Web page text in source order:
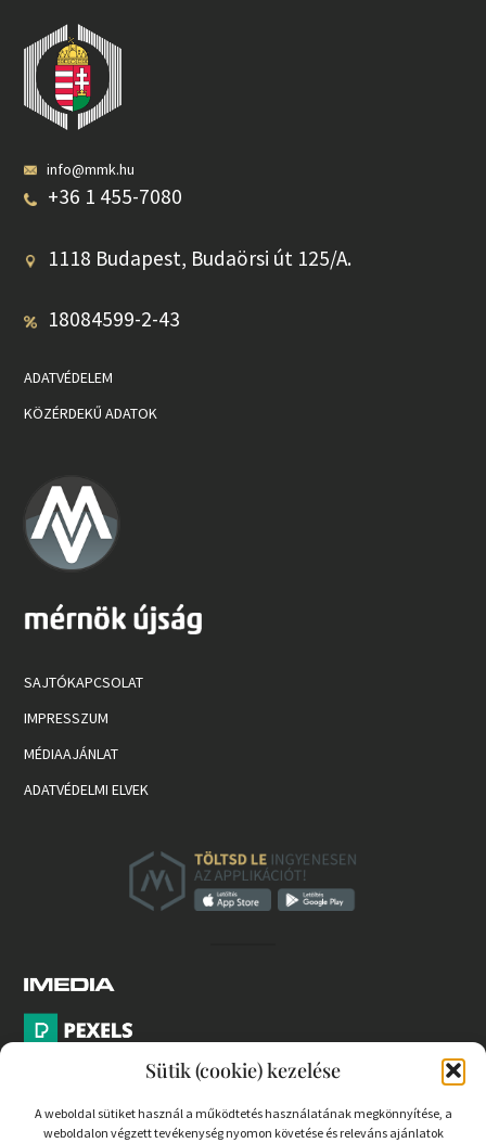
Sütik (cookie) kezelése
A weboldal sütiket használ a működtetés használatának megkönnyítése, a
weboldalon végzett tevékenység nyomon követése és releváns ajánlatok
info@mmk.hu
+36 1 455-7080
1118 Budapest, Budaörsi út 125/A.
18084599-2-43
ADATVÉDELEM
KÖZÉRDEKŰ ADATOK
SAJTÓKAPCSOLAT
IMPRESSZUM
MÉDIAAJÁNLAT
ADATVÉDELMI ELVEK